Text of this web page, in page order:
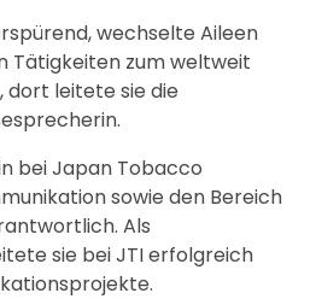
wechselte Aileen
Tätigkeiten zum weltweit
dort leitete sie die
bei Japan Tobacco
sowie den Bereich
Als
sie bei JTI erfolgreich